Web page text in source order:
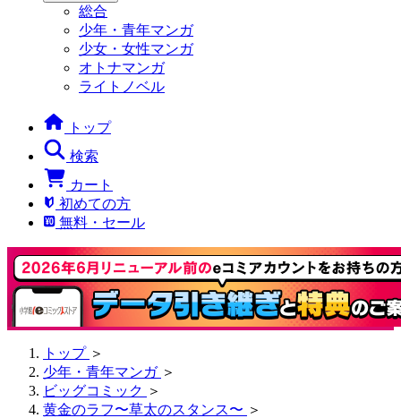
総合
少年・青年マンガ
少女・女性マンガ
オトナマンガ
ライトノベル
トップ
検索
カート
初めての方
無料・セール
トップ ＞
少年・青年マンガ ＞
ビッグコミック ＞
黄金のラフ〜草太のスタンス〜 ＞